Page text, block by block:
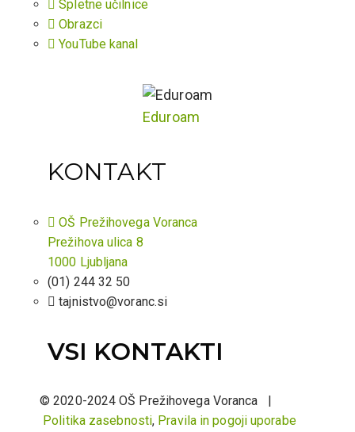
Spletne učilnice
Obrazci
YouTube kanal
Eduroam
KONTAKT
OŠ Prežihovega Voranca
Prežihova ulica 8
1000 Ljubljana
(01) 244 32 50
tajnistvo@voranc.si
VSI KONTAKTI
© 2020-2024 OŠ Prežihovega Voranca |
Politika zasebnosti, Pravila in pogoji uporabe